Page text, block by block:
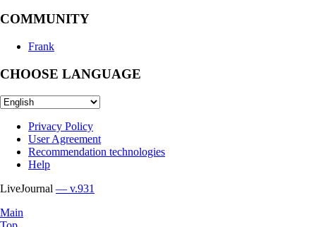
COMMUNITY
Frank
CHOOSE LANGUAGE
Privacy Policy
User Agreement
Recommendation technologies
Help
LiveJournal — v.931
Main